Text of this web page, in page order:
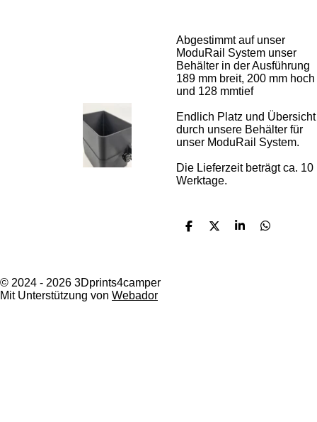
Abgestimmt auf unser
ModuRail System unser
Behälter in der Ausführung
189 mm breit, 200 mm hoch
und 128 mmtief
Endlich Platz und Übersicht
durch unsere Behälter für
unser ModuRail System.
Die Lieferzeit beträgt ca. 10
Werktage.
T
T
T
T
© 2024 - 2026 3Dprints4camper
Mit Unterstützung von Webador